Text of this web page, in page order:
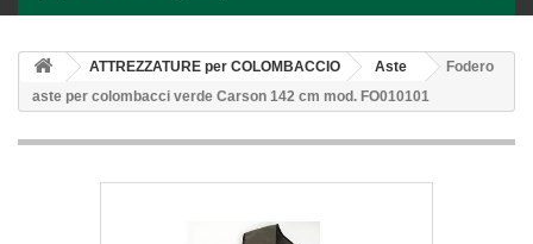
ATTREZZATURE per COLOMBACCIO Aste
Fodero
aste per colombacci verde Carson 142 cm mod. FO010101